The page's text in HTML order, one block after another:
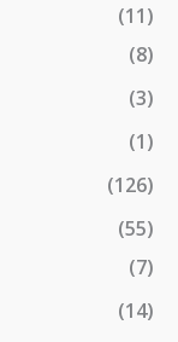
(11)
(8)
(3)
(1)
(126)
(55)
(7)
(14)